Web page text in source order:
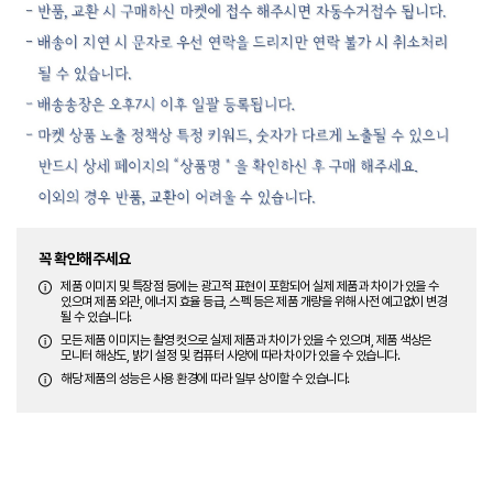
꼭 확인해주세요
제품 이미지 및 특장점 등에는 광고적 표현이 포함되어 실제 제품과 차이가 있을 수
있으며 제품 외관, 에너지 효율 등급, 스펙 등은 제품 개량을 위해 사전 예고없이 변경
될 수 있습니다.
모든 제품 이미지는 촬영 컷으로 실제 제품과 차이가 있을 수 있으며, 제품 색상은
모니터 해상도, 밝기 설정 및 컴퓨터 사양에 따라 차이가 있을 수 있습니다.
해당 제품의 성능은 사용 환경에 따라 일부 상이할 수 있습니다.